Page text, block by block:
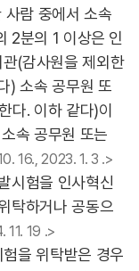
사람 중에서 소속
2분의 1 이상은 인
(감사원을 제외한
) 소속 공무원 또
다. 이하 같다)이
속 공무원 또는
16., 2023. 1. 3 .>
시험을 인사혁신
탁하거나 공동으
11. 19 .>
을 위탁받은 경우